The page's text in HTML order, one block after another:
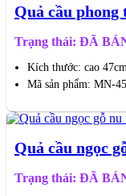
Quả cầu phong
Trạng thái: ĐÃ
Kích thước: cao
Mã sản phẩm: MN-45
Quả cầu ngọc
Trạng thái: ĐÃ